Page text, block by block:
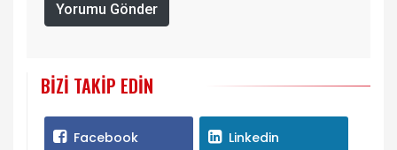
Yorumu Gönder
BIZI TAKIP EDIN
Facebook Linkedin